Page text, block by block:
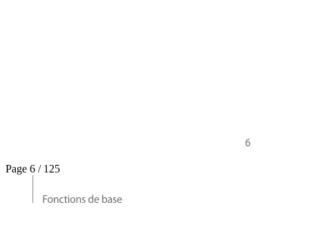
Page 6 / 125